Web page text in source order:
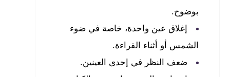
بوضوح.
إغلاق عين واحدة، خاصة في ضوء
الشمس أو أثناء القراءة.
ضعف النظر في إحدى العينين.